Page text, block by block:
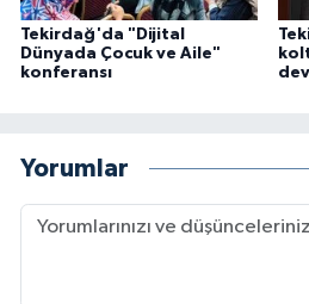
Tekirdağ'da "Dijital
Dünyada Çocuk ve Aile"
konferansı
Yorumlar
Samsun Müftülüğü
Sivas Müftülüğü